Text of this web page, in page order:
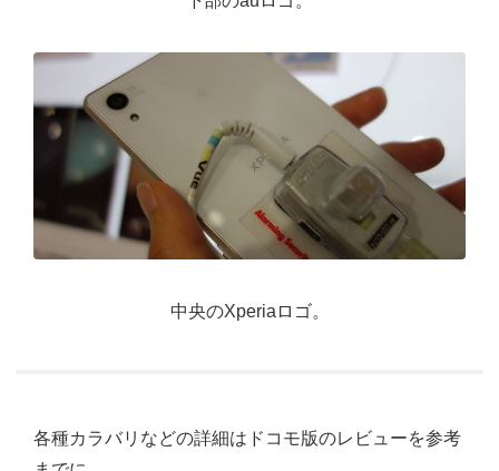
中央のXperiaロゴ。
各種カラバリなどの詳細はドコモ版のレビューを参考